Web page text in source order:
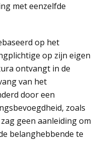
met eenzelfde
op het
op zijn eigen
ontvangt in de
van het
door een
zoals
geen aanleiding om
belanghebbende te